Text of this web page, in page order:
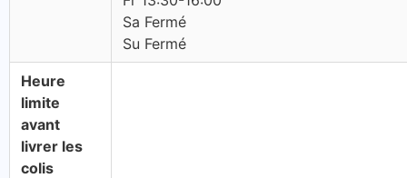
Sa Fermé
Su Fermé
Heure
limite
avant
livrer les
colis